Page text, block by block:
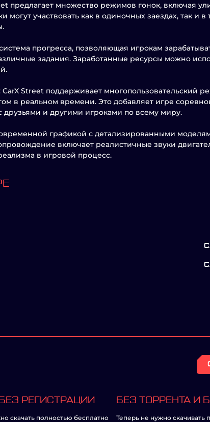
предлагает множество режимов гонок, включая
участвовать как в одиночных заездах, так и в
прогресса, позволяющая игрокам
задания. Заработанные ресурсы можно
Street поддерживает многопользовательский
в реальном времени. Это добавляет игре
друзьями и другими игроками по всему миру.
графикой с детализированными
включает реалистичные звуки
в игровой процесс.
РЕГИСТРАЦИИ
скачать полностью бесплатно
БЕЗ ТОРРЕНТА И
Теперь не нужно скачивать